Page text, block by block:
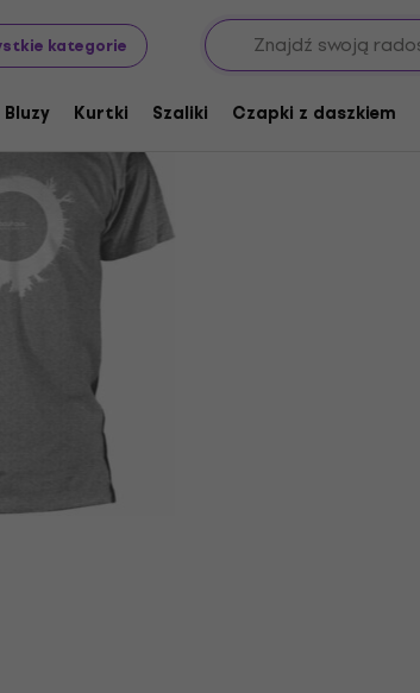
kategorie
Bluzy Kurtki Szaliki Czapki z daszkiem